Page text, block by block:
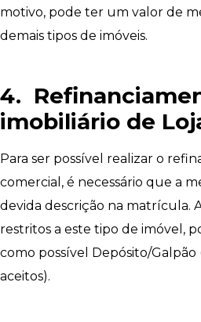
motivo, pode ter um valor de
demais tipos de imóveis.
4.
imobiliário de
Para ser possível realizar o
comercial, é necessário que a
devida descrição na matrícula.
restritos a este tipo de imóvel,
como possível Depósito/Galpão
aceitos).